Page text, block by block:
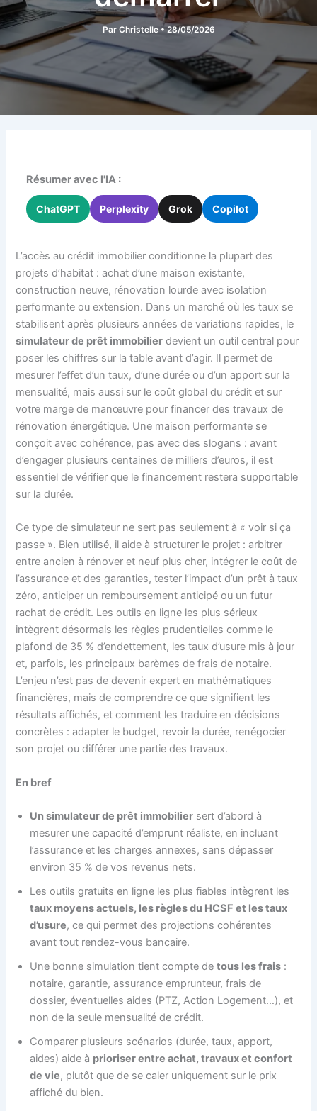
Par Christelle •28/05/2026
Résumer avec l'IA :
ChatGPT Perplexity Grok Copilot
L’accès au crédit immobilier conditionne la plupart des
projets d’habitat : achat d’une maison existante,
construction neuve, rénovation lourde avec isolation
performante ou extension. Dans un marché où les taux se
stabilisent après plusieurs années de variations rapides, le
simulateur de prêt immobilier devient un outil central pour
poser les chiffres sur la table avant d’agir. Il permet de
mesurer l’effet d’un taux, d’une durée ou d’un apport sur la
mensualité, mais aussi sur le coût global du crédit et sur
votre marge de manœuvre pour financer des travaux de
rénovation énergétique. Une maison performante se
conçoit avec cohérence, pas avec des slogans : avant
d’engager plusieurs centaines de milliers d’euros, il est
essentiel de vérifier que le financement restera supportable
sur la durée.
Ce type de simulateur ne sert pas seulement à « voir si ça
passe ». Bien utilisé, il aide à structurer le projet : arbitrer
entre ancien à rénover et neuf plus cher, intégrer le coût de
l’assurance et des garanties, tester l’impact d’un prêt à taux
zéro, anticiper un remboursement anticipé ou un futur
rachat de crédit. Les outils en ligne les plus sérieux
intègrent désormais les règles prudentielles comme le
plafond de 35 % d’endettement, les taux d’usure mis à jour
et, parfois, les principaux barèmes de frais de notaire.
L’enjeu n’est pas de devenir expert en mathématiques
financières, mais de comprendre ce que signifient les
résultats affichés, et comment les traduire en décisions
concrètes : adapter le budget, revoir la durée, renégocier
son projet ou différer une partie des travaux.
En bref
Un simulateur de prêt immobilier sert d’abord à
mesurer une capacité d’emprunt réaliste, en incluant
l’assurance et les charges annexes, sans dépasser
environ 35 % de vos revenus nets.
Les outils gratuits en ligne les plus fiables intègrent les
taux moyens actuels, les règles du HCSF et les taux
d’usure, ce qui permet des projections cohérentes
avant tout rendez-vous bancaire.
Une bonne simulation tient compte detous les frais :
notaire, garantie, assurance emprunteur, frais de
dossier, éventuelles aides (PTZ, Action Logement…), et
non de la seule mensualité de crédit.
Comparer plusieurs scénarios (durée, taux, apport,
aides) aide à prioriser entre achat, travaux et confort
de vie, plutôt que de se caler uniquement sur le prix
affiché du bien.